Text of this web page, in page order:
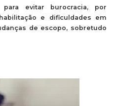
evitar burocracia, por
e dificuldades em
de escopo, sobretudo